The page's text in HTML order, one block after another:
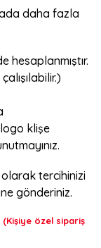
daha fazla
klişe
olarak tercihinizi
gönderiniz.
özel sipariş